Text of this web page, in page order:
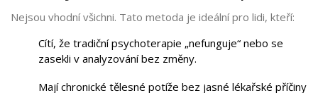
Nejsou vhodní všichni. Tato metoda je ideální pro lidi, kteří:
Cítí, že tradiční psychoterapie „nefunguje“ nebo se
zasekli v analyzování bez změny.
Mají chronické tělesné potíže bez jasné lékařské příčiny